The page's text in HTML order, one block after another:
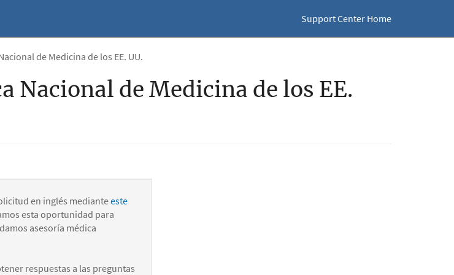
Support Center Home
de Medicina de los EE. UU.
Nacional de Medicina de los EE.
en inglés medianteeste
esta oportunidad para
asesoría médica
respuestas a las preguntas